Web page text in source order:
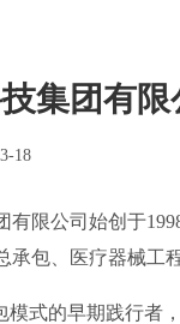
集团有限
18
有限公司始创于
承包、医疗器械工
模式的早期践行者